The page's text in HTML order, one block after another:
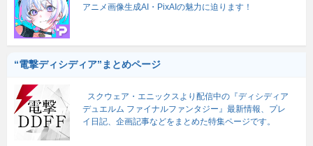
アニメ画像生成AI・PixAIの魅力に迫ります！
“電撃ディシディア”まとめページ
スクウェア・エニックスより配信中の『ディシディア
デュエルム ファイナルファンタジー』最新情報、プレ
イ日記、企画記事などをまとめた特集ページです。